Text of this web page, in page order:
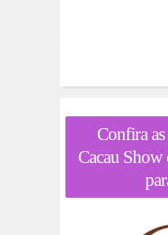
Confira
Cacau Show